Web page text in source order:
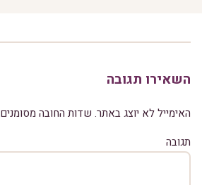
השאירו תגובה
האימייל לא יוצג באתר. שדות החובה מסומנים
תגובה